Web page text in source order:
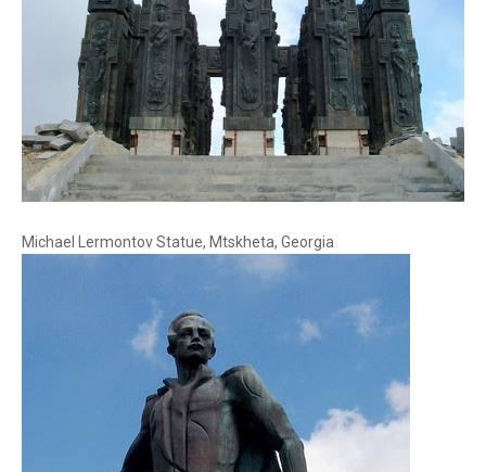
Michael Lermontov Statue, Mtskheta, Georgia